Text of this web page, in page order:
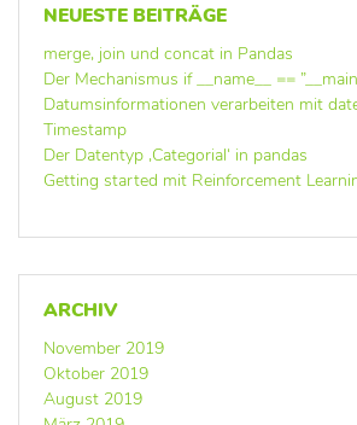
NEUESTE BEITRÄGE
merge, join und concat in Pandas
Der Mechanismus if __name__ ==
Datumsinformationen verarbeiten mit
Timestamp
Der Datentyp ‚Categorial‘ in pandas
Getting started mit Reinforcement
ARCHIV
November 2019
Oktober 2019
August 2019